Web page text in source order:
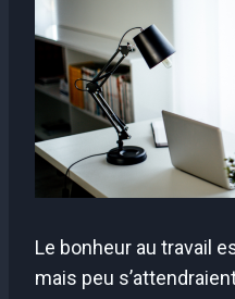
Le bonheur au travail
mais peu